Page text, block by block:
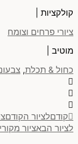
קולקציות |
ציורי פרחים וצומח
מוטיב |
כחול & תכלת,
קודםלציור הקודם
לציור הבאציור